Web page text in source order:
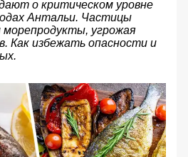
о критическом уровне
Антальи. Частицы
угрожая
Как избежать опасности и